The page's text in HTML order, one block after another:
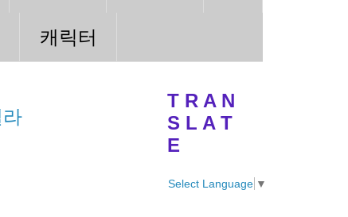
캐릭터
T R A N
S L A T
E
Select Language ▼